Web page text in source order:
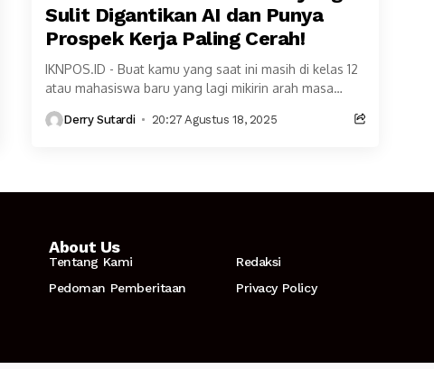
Sulit Digantikan AI dan Punya
Prospek Kerja Paling Cerah!
IKNPOS.ID - Buat kamu yang saat ini masih di kelas 12
atau mahasiswa baru yang lagi mikirin arah masa
Derry Sutardi 20:27 Agustus 18, 2025
About Us
Tentang Kami
Redaksi
Pedoman Pemberitaan
Privacy Policy